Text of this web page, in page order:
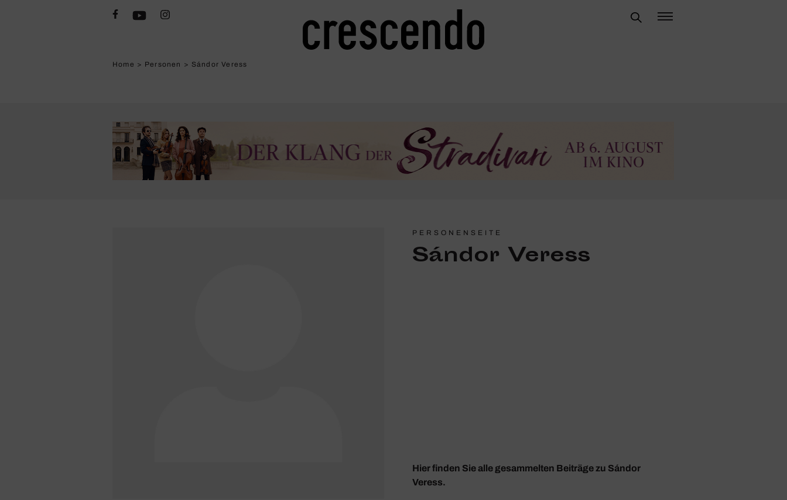
Home > Personen > Sándor Veress
PERSONENSEITE
Sándor Veress
Hier finden Sie alle gesammelten Beiträge zu Sándor
Veress.